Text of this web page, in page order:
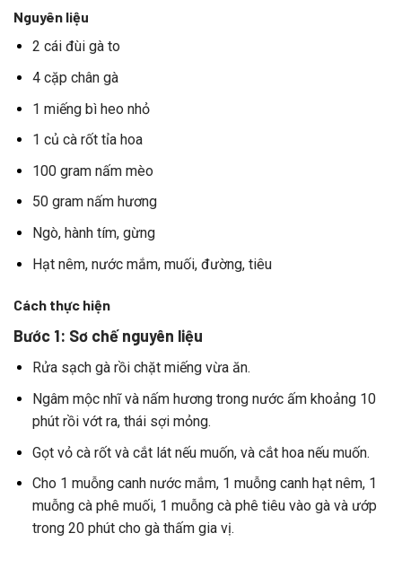
Nguyên liệu
2 cái đùi gà to
4 cặp chân gà
1 miếng bì heo nhỏ
1 củ cà rốt tỉa hoa
100 gram nấm mèo
50 gram nấm hương
Ngò, hành tím, gừng
Hạt nêm, nước mắm, muối, đường, tiêu
Cách thực hiện
Bước 1: Sơ chế nguyên liệu
Rửa sạch gà rồi chặt miếng vừa ăn.
Ngâm mộc nhĩ và nấm hương trong nước ấm khoảng 10
phút rồi vớt ra, thái sợi mỏng.
Gọt vỏ cà rốt và cắt lát nếu muốn, và cắt hoa nếu muốn.
Cho 1 muỗng canh nước mắm, 1 muỗng canh hạt nêm, 1
muỗng cà phê muối, 1 muỗng cà phê tiêu vào gà và ướp
trong 20 phút cho gà thấm gia vị.